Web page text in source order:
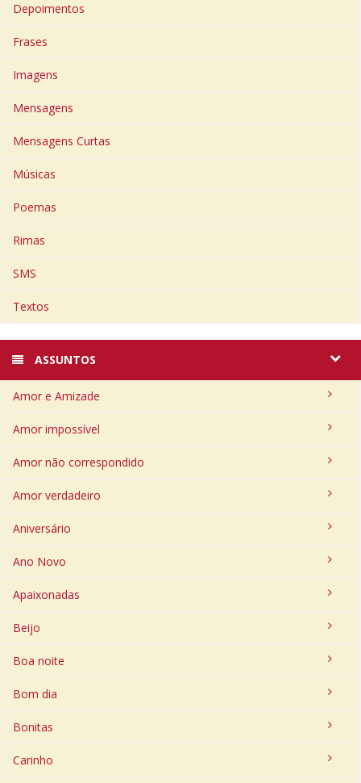
Depoimentos
Frases
Imagens
Mensagens
Mensagens Curtas
Músicas
Poemas
Rimas
SMS
Textos
ASSUNTOS
Amor e Amizade
Amor impossível
Amor não correspondido
Amor verdadeiro
Aniversário
Ano Novo
Apaixonadas
Beijo
Boa noite
Bom dia
Bonitas
Carinho